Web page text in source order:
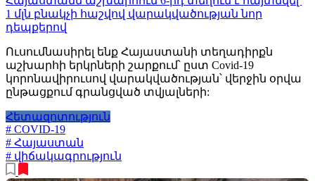
1 մլն բնակչի հաշվով վարակվածության նոր
դեպքերով
Ուսումնասիրել ենք Հայաստանի տեղադիրքն
աշխարհի երկրների շարքում՝ ըստ Covid-19
կորոնավիրուսով վարակվածության՝ վերջին օրվա
ընթացքում գրանցված տվյալների:
Հետազոտություն
# COVID-19
# Հայաստան
# վիճակագրություն